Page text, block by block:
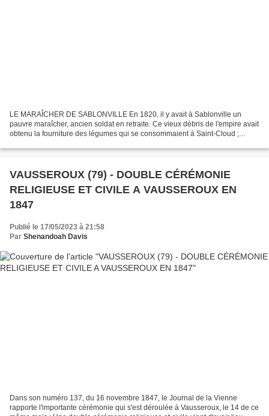
LE MARAÎCHER DE SABLONVILLE En 1820, il y avait à Sablonville un
pauvre maraîcher, ancien soldat en retraite. Ce vieux débris de l'empire avait
obtenu la fourniture des légumes qui se consommaient à Saint-Cloud ;
VAUSSEROUX (79) - DOUBLE CÉRÉMONIE
RELIGIEUSE ET CIVILE A VAUSSEROUX EN
1847
Publié le 17/05/2023 à 21:58
Par Shenandoah Davis
Dans son numéro 137, du 16 novembre 1847, le Journal de la Vienne
rapporte l'importante cérémonie qui s'est déroulée à Vausseroux, le 14 de ce